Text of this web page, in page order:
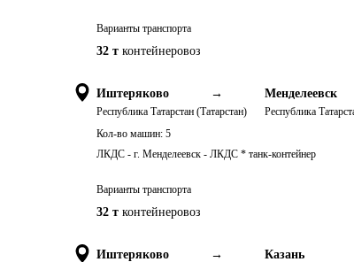
Варианты транспорта
32 т контейнеровоз
Иштеряково →
Республика Татарстан (Татарстан)
Менделеевск
Республика
Кол-во машин: 5
ЛКДС - г. Менделеевск - ЛКДС * танк-контейнер
Варианты транспорта
32 т контейнеровоз
Иштеряково → Казань